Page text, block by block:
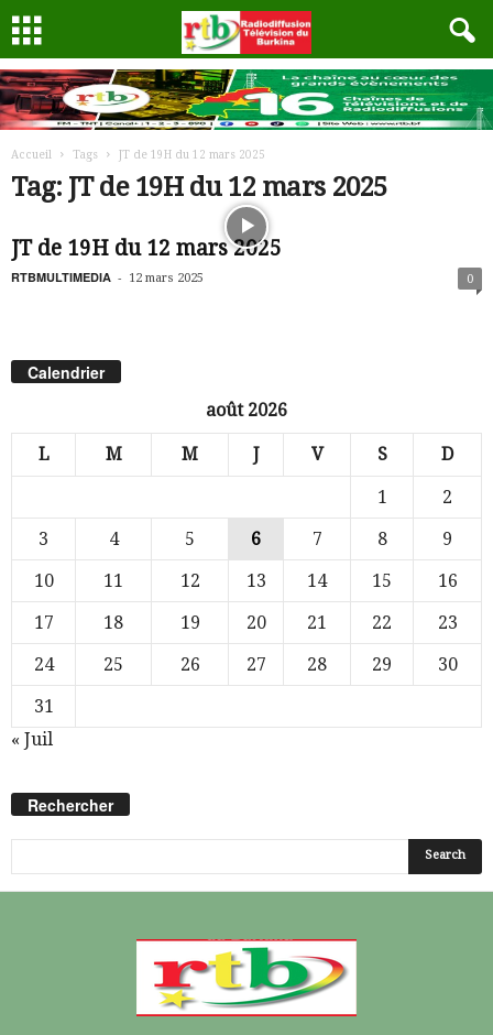
Accueil Tags JT de 19H du 12 mars 2025
Tag: JT de 19H du 12 mars 2025
JT de 19H du 12 mars 2025
RTBMULTIMEDIA - 12 mars 2025 0
Calendrier
août 2026
L M M J V S D
1
2
3
4 5 6 7 8
9
10
11 12 13 14 15
16
17
18 19 20 21 22
23
24
25 26 27 28 29
30
31
« Juil
Rechercher